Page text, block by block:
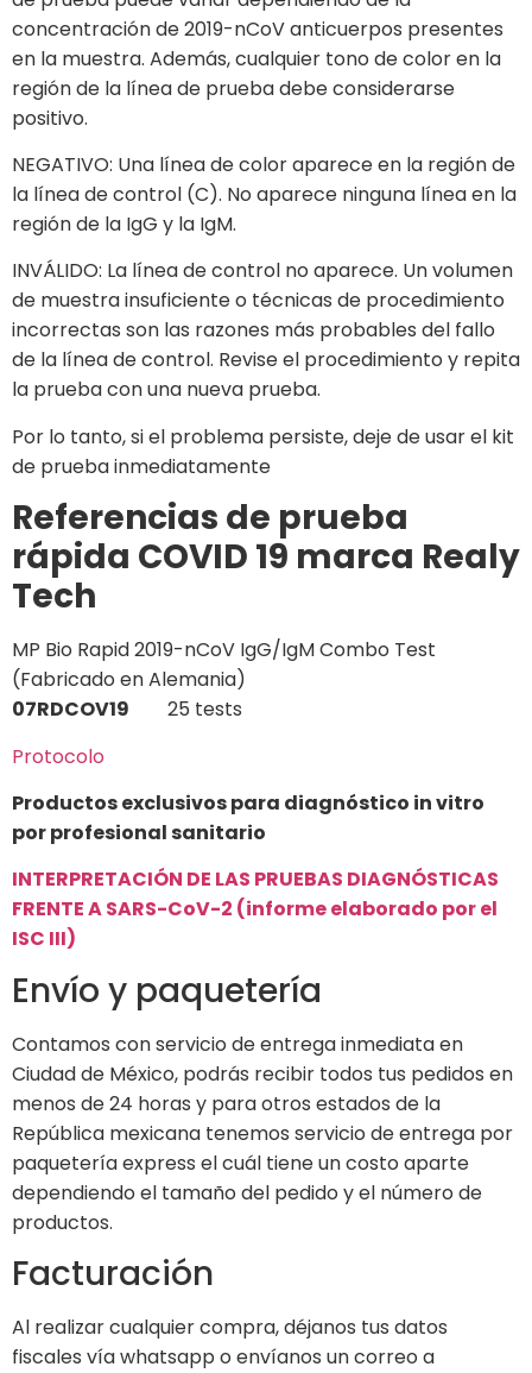
concentración de 2019-nCoV anticuerpos presentes
en la muestra. Además, cualquier tono de color en la
región de la línea de prueba debe considerarse
positivo.
NEGATIVO: Una línea de color aparece en la región de
la línea de control (C). No aparece ninguna línea en la
región de la IgG y la IgM.
INVÁLIDO: La línea de control no aparece. Un volumen
de muestra insuficiente o técnicas de procedimiento
incorrectas son las razones más probables del fallo
de la línea de control. Revise el procedimiento y repita
la prueba con una nueva prueba.
Por lo tanto, si el problema persiste, deje de usar el kit
de prueba inmediatamente
Referencias de prueba
rápida COVID 19 marca Realy
Tech
MP Bio Rapid 2019-nCoV IgG/IgM Combo Test
(Fabricado en Alemania)
07RDCOV19 25 tests
Protocolo
Productos exclusivos para diagnóstico in vitro
por profesional sanitario
INTERPRETACIÓN DE LAS PRUEBAS DIAGNÓSTICAS
FRENTE A SARS-CoV-2 (informe elaborado por el
ISC III)
Envío y paquetería
Contamos con servicio de entrega inmediata en
Ciudad de México, podrás recibir todos tus pedidos en
menos de 24 horas y para otros estados de la
República mexicana tenemos servicio de entrega por
paquetería express el cuál tiene un costo aparte
dependiendo el tamaño del pedido y el número de
productos.
Facturación
Al realizar cualquier compra, déjanos tus datos
fiscales vía whatsapp o envíanos un correo a